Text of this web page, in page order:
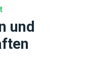
und